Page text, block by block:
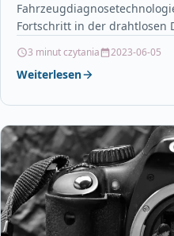
Fortschritt in der drahtlosen
Integration…
3 minut czytania 2023-06-05
Weiterlesen